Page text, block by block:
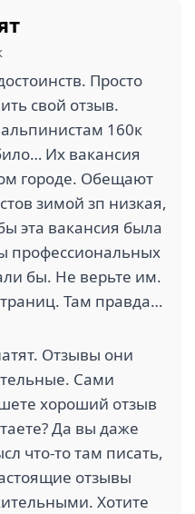
Просто
свой отзыв.
160к
Их вакансия
городе. Обещают
зимой зп низкая,
эта вакансия была
профессиональных
бы. Не верьте им.
Там правда…
Отзывы они
Сами
хороший отзыв
Да вы даже
что-то там писать,
отзывы
Хотите